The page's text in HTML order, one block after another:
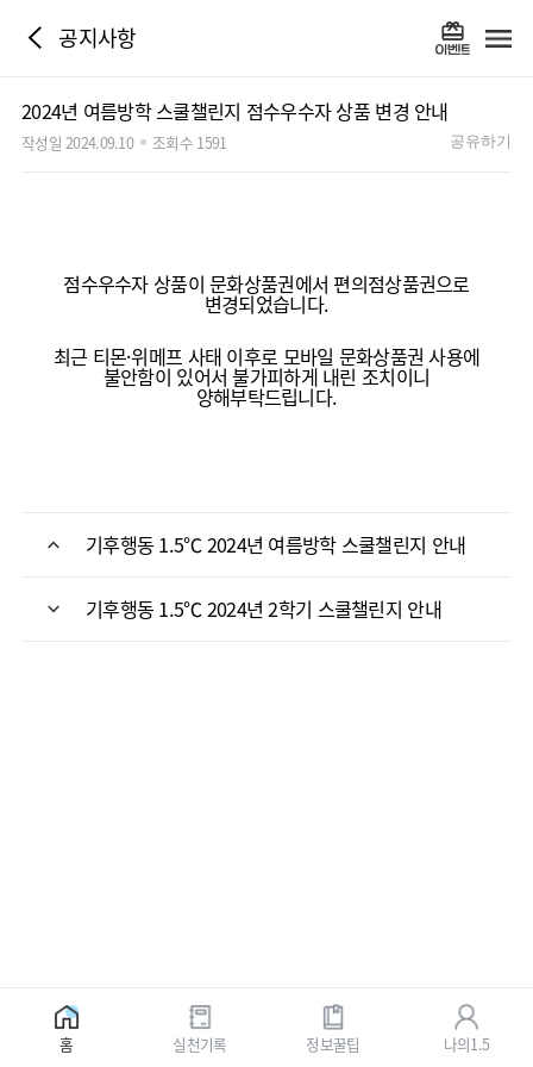
공지사항
2024년 여름방학 스쿨챌린지 점수우수자 상품 변경 안내
작성일 2024.09.10 조회수 1591 공유하기
점수우수자 상품이 문화상품권에서 편의점상품권으로
변경되었습니다.
최근 티몬·위메프 사태 이후로 모바일 문화상품권 사용에
불안함이 있어서 불가피하게 내린 조치이니
양해부탁드립니다.
기후행동 1.5℃ 2024년 여름방학 스쿨챌린지 안내
기후행동 1.5℃ 2024년 2학기 스쿨챌린지 안내
홈 실천기록 정보꿀팁 나의1.5